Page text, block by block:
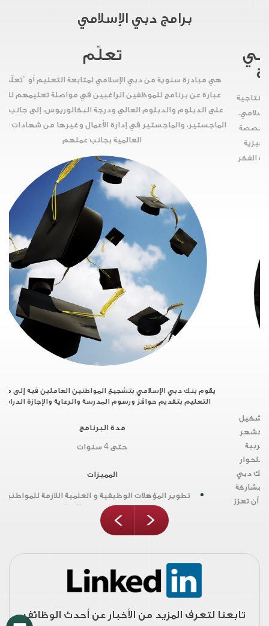
برامج دبي الإسلامي
تعلّم
هي مبادرة سنوية من دبي الإسلامي لمتابعة التعليم أو "تعلّم" وهو
عبارة عن برنامج للموظفين الراغبين في مواصلة تعليمهم للحصول
على الدبلوم والدبلوم العالي ودرجة البكالوريوس، إلى جانب شهادة
الماجستير، والماجستير في إدارة الأعمال وغيرها من شهادات المؤهلات
العالمية بجانب عملهم
يقوم بنك دبي الإسلامي بتشجيع المواطنين العاملين فيه إلى متابعة
التعليم بتقديم حوافز ورسوم المدرسة والرعاية والإجازة الدراسية.
مدة البرنامج
تطوير المؤهلات الوظيفية و العلمية اللازمة للمواطنين من
موظفي دبي الإسلامي.
المحافظة على المواطنين الموهوبين من موظفي البنك من
أصحاب الكفاءات.
prev
next